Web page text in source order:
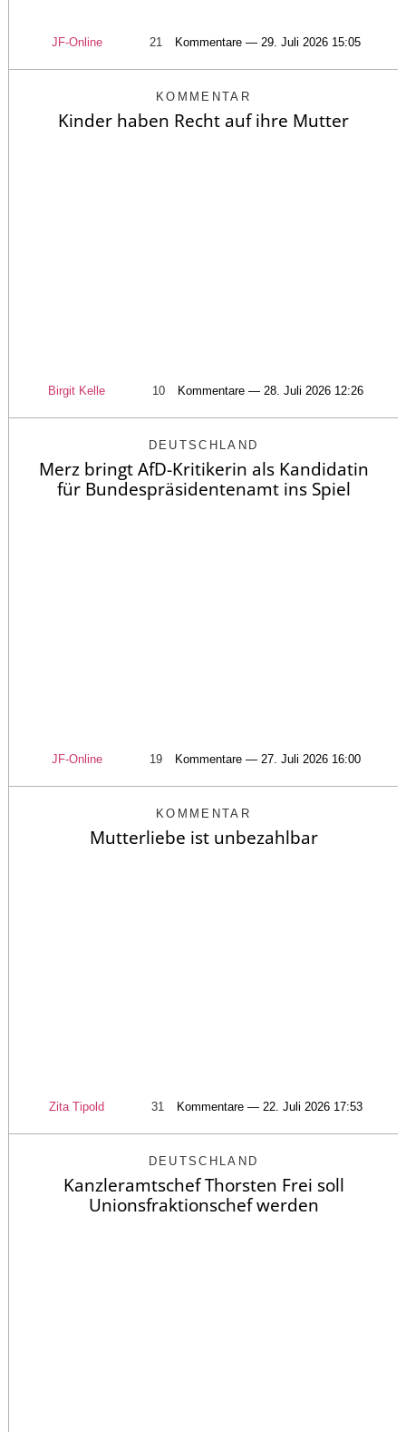
JF-Online 21 Kommentare — 29. Juli 2026 15:05
KOMMENTAR
Kinder haben Recht auf ihre Mutter
Birgit Kelle 10 Kommentare — 28. Juli 2026 12:26
DEUTSCHLAND
Merz bringt AfD-Kritikerin als Kandidatin
für Bundespräsidentenamt ins Spiel
JF-Online 19 Kommentare — 27. Juli 2026 16:00
KOMMENTAR
Mutterliebe ist unbezahlbar
Zita Tipold 31 Kommentare — 22. Juli 2026 17:53
DEUTSCHLAND
Kanzleramtschef Thorsten Frei soll
Unionsfraktionschef werden